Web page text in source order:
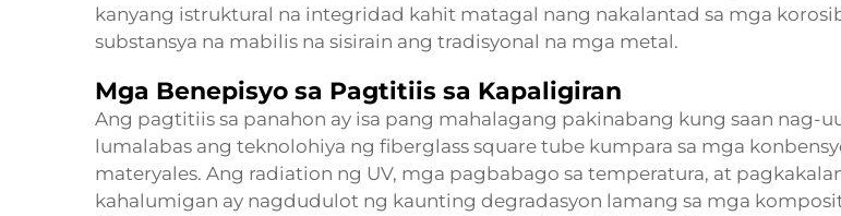
kanyang istruktural na integridad kahit matagal nang nakalantad sa mga
substansya na mabilis na sisirain ang tradisyonal na mga metal.
Mga Benepisyo sa Pagtitiis sa Kapaligiran
Ang pagtitiis sa panahon ay isa pang mahalagang pakinabang kung saan nag-
lumalabas ang teknolohiya ng fiberglass square tube kumpara sa mga
materyales. Ang radiation ng UV, mga pagbabago sa temperatura, at
kahalumigan ay nagdudulot ng kaunting degradasyon lamang sa mga